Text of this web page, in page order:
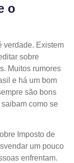
o
verdade. Existem
sobre
Muitos rumores
e há um bom
são bons
como se
Imposto de
um pouco
enfrentam.